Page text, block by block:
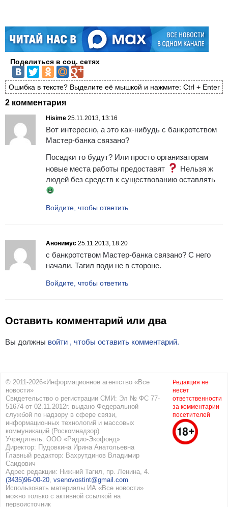
Поделиться в соц. сетях
Ошибка в тексте? Выделите её мышкой и нажмите: Ctrl + Enter
2 комментария
Hisime 25.11.2013, 13:16
Вот интересно, а это как-нибудь с банкротством
Мастер-банка связано?
Посадки то будут? Или просто организаторам
новые места работы предоставят
Нельзя ж
людей без средств к существованию оставлять
Войдите, чтобы ответить
Анонимус 25.11.2013, 18:20
с банкротством Мастер-банка связано? С него
начали. Тагил поди не в стороне.
Войдите, чтобы ответить
Оставить комментарий или два
Вы должны войти , чтобы оставить комментарий.
© 2011-2026«Информационное агентство «Все
новости»
Свидетельство о регистрации СМИ: Эл № ФС 77-
51674 от 02.11.2012г. выдано Федеральной
службой по надзору в сфере связи,
информационных технологий и массовых
коммуникаций (Роскомнадзор)
Учредитель: ООО «Радио-Экофонд»
Директор: Пудовкина Ирина Анатольевна
Главный редактор: Вахрутдинов Владимир
Саидович
Адрес редакции: Нижний Тагил, пр. Ленина, 4.
(3435)96-00-20, vsenovostint@gmail.com
Использовать материалы ИА «Все новости»
можно только с активной ссылкой на
первоисточник
Редакция не
несет
ответственности
за комментарии
посетителей